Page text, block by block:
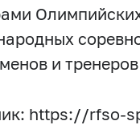
и
https://rfso-